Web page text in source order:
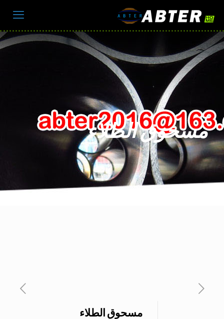
مسحوق الطلاء
مسحوق الطلاء